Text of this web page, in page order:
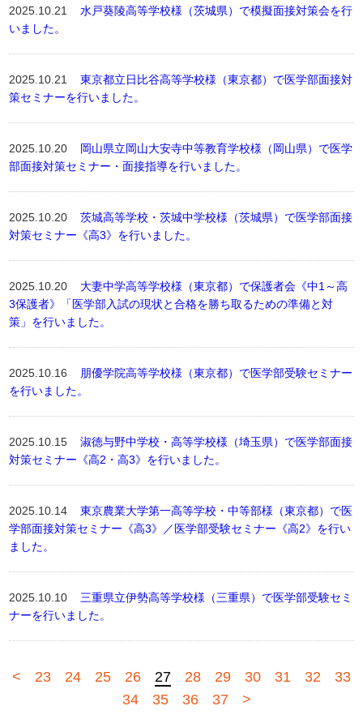
2025.10.21水戸葵陵高等学校様（茨城県）で模擬面接対策会を行
いました。
2025.10.21東京都立日比谷高等学校様（東京都）で医学部面接対
策セミナーを行いました。
2025.10.20 岡山県立岡山大安寺中等教育学校様（岡山県）で医学
部面接対策セミナー・面接指導を行いました。
2025.10.20茨城高等学校・茨城中学校様（茨城県）で医学部面接
対策セミナー《高3》を行いました。
2025.10.20 大妻中学高等学校様（東京都）で保護者会《中1～高
3保護者》「医学部入試の現状と合格を勝ち取るための準備と対
策」を行いました。
2025.10.16
朋優学院高等学校様（東京都）で医学部受験セミナー
を行いました。
2025.10.15淑徳与野中学校・高等学校様（埼玉県）で医学部面接
対策セミナー《高2・高3》を行いました。
2025.10.14東京農業大学第一高等学校・中等部様（東京都）で医
学部面接対策セミナー《高3》／医学部受験セミナー《高2》を行い
ました。
2025.10.10 三重県立伊勢高等学校様（三重県）で医学部受験セミ
ナーを行いました。
< 23 24 25 26 27 28 29 30 31 32
33
34
35 36 37 >